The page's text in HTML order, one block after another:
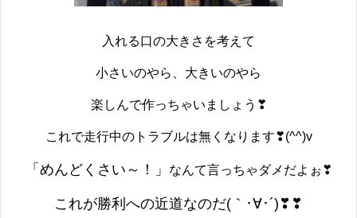
入れる口の大きさを考えて
小さいのやら、大きいのやら
楽しんで作っちゃいましょう❣
これで走行中のトラブルは無くなります❣(^^)v
「めんどくさい～！」 なんて言っちゃダメだよぉ❣
これが勝利への近道なのだ(｀･∀･´)❣❣